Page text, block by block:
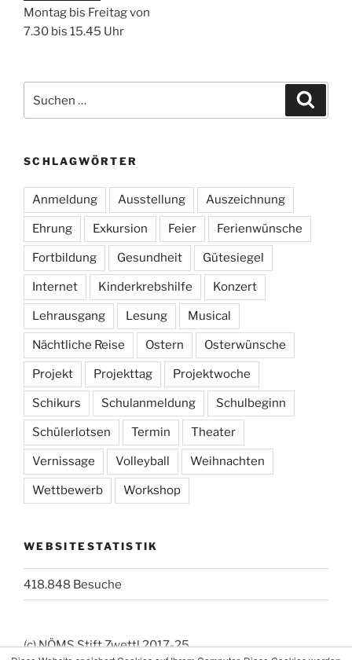
Montag bis Freitag von
7.30 bis 15.45 Uhr
nach:
SCHLAGWÖRTER
Anmeldung Ausstellung Auszeichnung
Ehrung Exkursion Feier Ferienwünsche
Fortbildung Gesundheit Gütesiegel
Internet Kinderkrebshilfe Konzert
Lehrausgang Lesung Musical
Nächtliche Reise Ostern Osterwünsche
Projekt Projekttag Projektwoche
Schikurs Schulanmeldung Schulbeginn
Schülerlotsen Termin Theater
Vernissage Volleyball Weihnachten
Wettbewerb Workshop
WEBSITESTATISTIK
418.848 Besuche
(c) NÖMS Stift Zwettl 2017-25